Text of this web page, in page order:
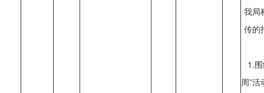
我局
传的
1.
周”